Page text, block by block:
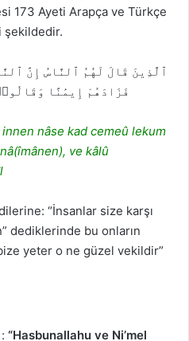
173 Ayeti Arapça ve Türkçe
şekildedir.
ٱلَّذِينَ قَالَ لَهُمُ ٱلنَّاسُ إِنَّ
فَزَادَهُمْ إِيمَٰنًا
nâse kad cemeû lekum
ve kâlû
“İnsanlar size karşı
dediklerinde bu onların
yeter o ne güzel vekildir”
“Hasbunallahu ve Ni’mel